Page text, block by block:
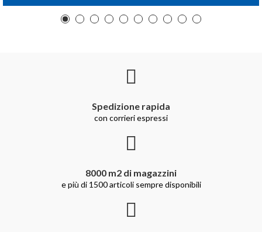
Spedizione rapida
con corrieri espressi
8000 m2 di magazzini
e più di 1500 articoli sempre disponibili